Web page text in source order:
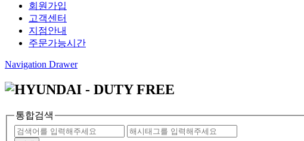
회원가입
고객센터
지점안내
주문가능시간
Navigation Drawer
통합검색